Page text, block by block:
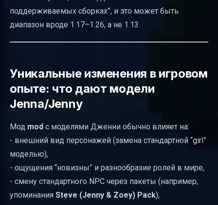
поддерживаемых сборках”, и это может быть
диапазон вроде 1.17–1.26, а не 1.13.
Уникальные изменения в игровом
опыте: что дают модели
Jenna/Jenny
Мод mod с моделями Дженни обычно влияет на:
- внешний вид персонажей (замена стандартной “girl”
моделью),
- ощущения “новизны” и разнообразие ролей в мире,
- смену стандартного NPC через пакеты (например,
упоминания Steve (Jenny & Zoey) Pack),